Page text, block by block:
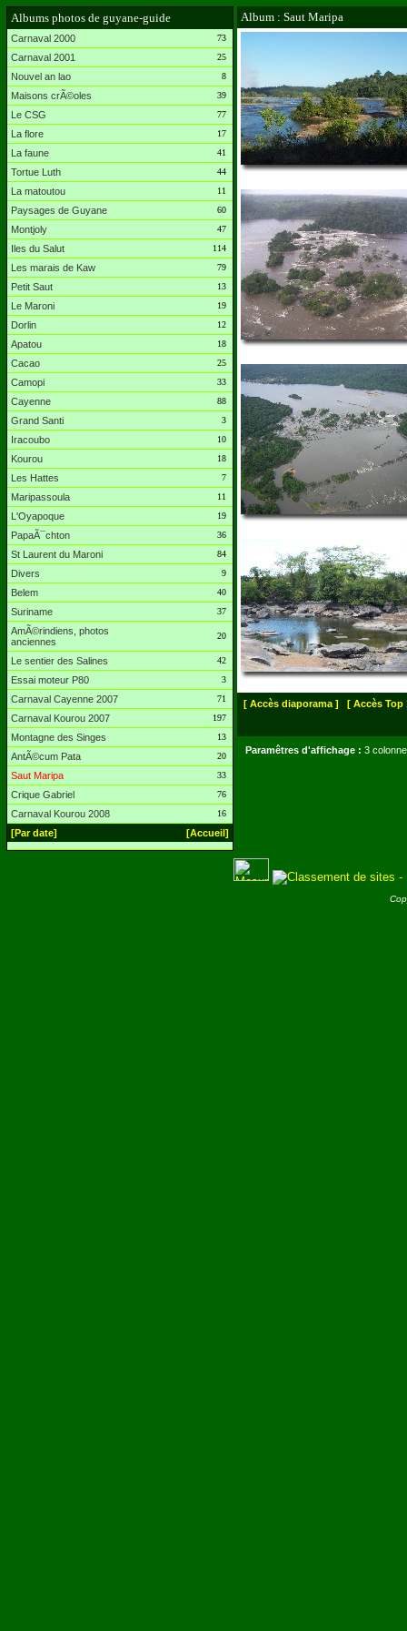
Albums photos de guyane-guide
Carnaval 2000 73
Carnaval 2001 25
Nouvel an lao 8
Maisons crÃ©oles 39
Le CSG 77
La flore 17
La faune 41
Tortue Luth 44
La matoutou 11
Paysages de Guyane 60
Montjoly 47
Iles du Salut 114
Les marais de Kaw 79
Petit Saut 13
Le Maroni 19
Dorlin 12
Apatou 18
Cacao 25
Camopi 33
Cayenne 88
Grand Santi 3
Iracoubo 10
Kourou 18
Les Hattes 7
Maripassoula 11
L'Oyapoque 19
PapaÃ¯chton 36
St Laurent du Maroni 84
Divers 9
Belem 40
Suriname 37
AmÃ©rindiens, photos
anciennes
20
Le sentier des Salines 42
Essai moteur P80 3
Carnaval Cayenne 2007 71
Carnaval Kourou 2007 197
Montagne des Singes 13
AntÃ©cum Pata 20
Saut Maripa 33
Crique Gabriel 76
Carnaval Kourou 2008 16
[Par date] [Accueil]
Album : Saut Maripa
[ Accès diaporama ] [ Accès Top
Paramêtres d'affichage : 3